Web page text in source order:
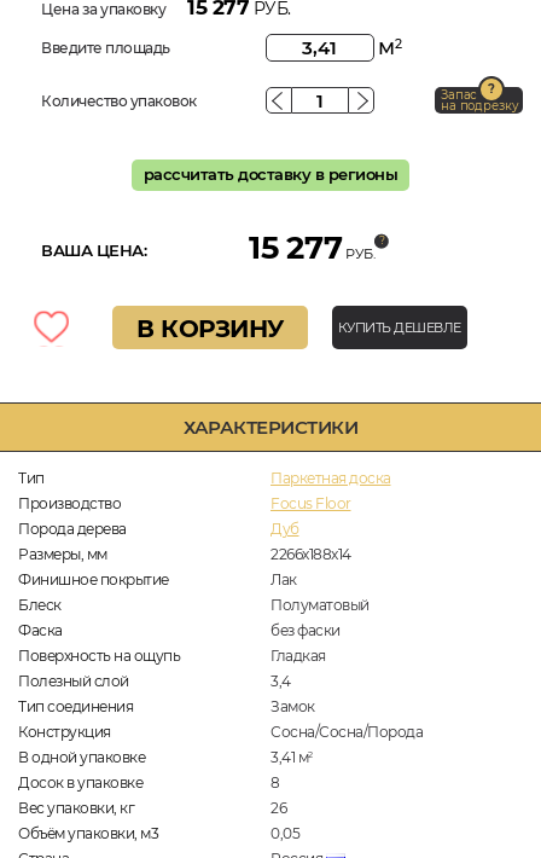
ХАРАКТЕРИСТИКИ
Тип
Паркетная доска
Производство
Focus Floor
Порода дерева
Дуб
Размеры, мм
2266x188x14
Финишное покрытие
Лак
Блеск
Полуматовый
Фаска
без фаски
Поверхность на ощупь
Гладкая
Полезный слой
3,4
Тип соединения
Замок
Конструкция
Сосна/Сосна/Порода
В одной упаковке
3,41 м2
Досок в упаковке
8
Вес упаковки, кг
26
Объём упаковки, м3
0,05
Цена за упаковку 15 277 РУБ.
Введите площадь м2
Количество упаковок Запас
на подрезку
рассчитать доставку в регионы
ВАША ЦЕНА: 15 277 РУБ.
В КОРЗИНУ КУПИТЬ ДЕШЕВЛЕ